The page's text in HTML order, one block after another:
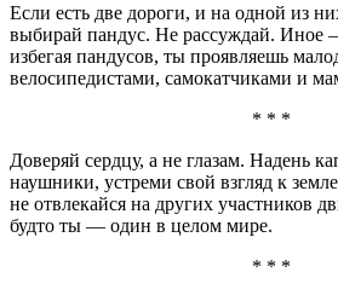
Если есть две дороги, и на одной из
выбирай пандус. Не рассуждай. Иное
избегая пандусов, ты проявляешь
велосипедистами, самокатчиками и
* * *
Доверяй сердцу, а не глазам. Надень
наушники, устреми свой взгляд к
не отвлекайся на других участников
будто ты — один в целом мире.
* * *